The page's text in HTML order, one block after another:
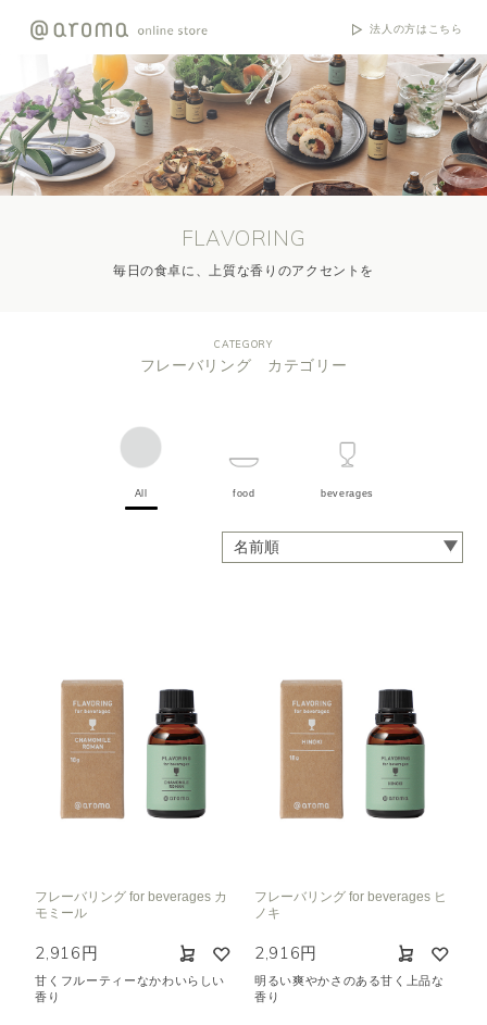
法人の方はこちら
FLAVORING
毎日の食卓に、上質な香りのアクセントを
CATEGORY
フレーバリング カテゴリー
All food beverages
フレーバリング for beverages カ
モミール
2,916円
甘くフルーティーなかわいらしい
香り
フレーバリング for beverages ヒ
ノキ
2,916円
明るい爽やかさのある甘く上品な
香り